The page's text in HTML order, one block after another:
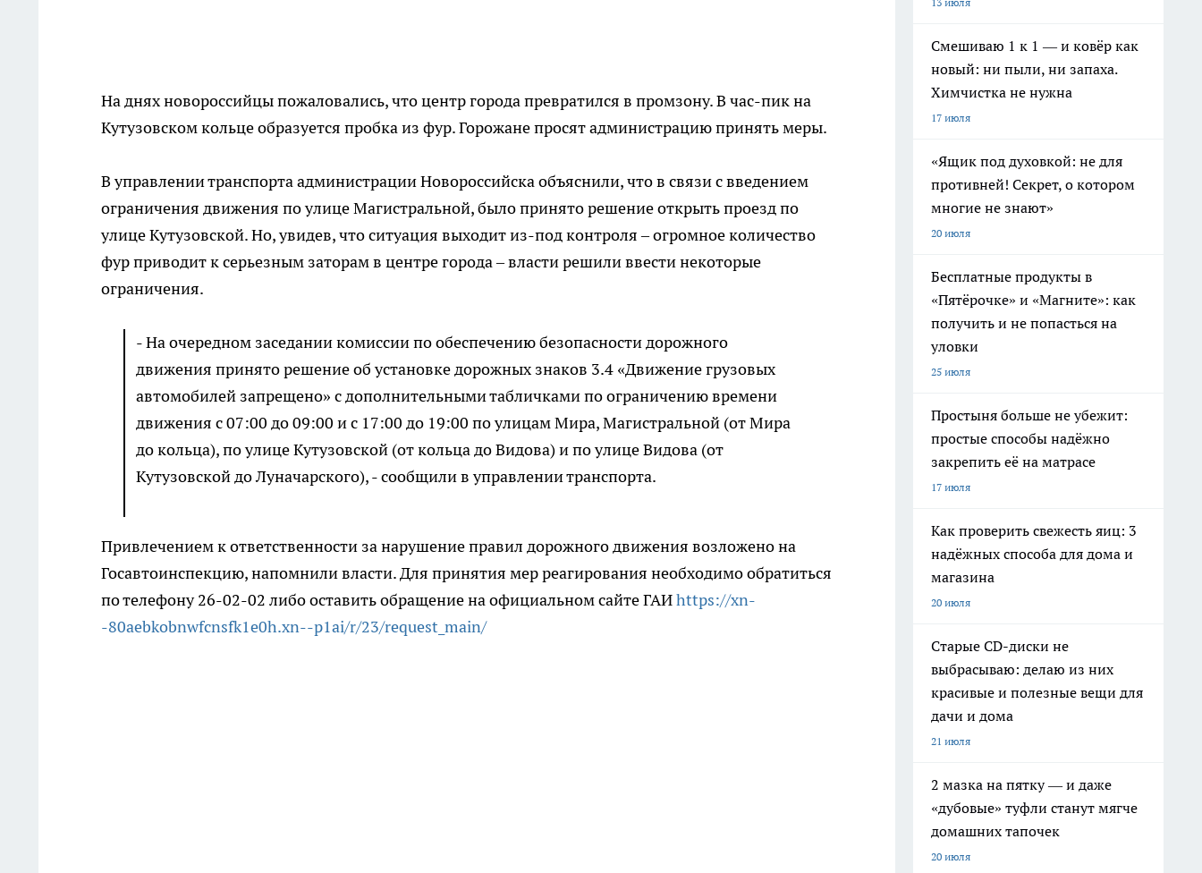
На днях новороссийцы пожаловались, что центр города превратился в промзону. В час-пик на
Кутузовском кольце образуется пробка из фур. Горожане просят администрацию принять меры.
В управлении транспорта администрации Новороссийска объяснили, что в связи с введением
ограничения движения по улице Магистральной, было принято решение открыть проезд по
улице Кутузовской. Но, увидев, что ситуация выходит из-под контроля – огромное количество
фур приводит к серьезным заторам в центре города – власти решили ввести некоторые
ограничения.
- На очередном заседании комиссии по обеспечению безопасности дорожного
движения принято решение об установке дорожных знаков 3.4 «Движение грузовых
автомобилей запрещено» с дополнительными табличками по ограничению времени
движения с 07:00 до 09:00 и с 17:00 до 19:00 по улицам Мира, Магистральной (от Мира
до кольца), по улице Кутузовской (от кольца до Видова) и по улице Видова (от
Кутузовской до Луначарского), - сообщили в управлении транспорта.
Привлечением к ответственности за нарушение правил дорожного движения возложено на
Госавтоинспекцию, напомнили власти. Для принятия мер реагирования необходимо обратиться
по телефону 26-02-02 либо оставить обращение на официальном сайте ГАИhttps://xn-
-80aebkobnwfcnsfk1e0h.xn--p1ai/r/23/request_main/
Смешиваю 1 к 1 — и ковёр как
новый: ни пыли, ни запаха.
Химчистка не нужна
17 июля
«Ящик под духовкой: не для
противней! Секрет, о котором
многие не знают»
20 июля
Бесплатные продукты в
«Пятёрочке» и «Магните»: как
получить и не попасться на
уловки
25 июля
Простыня больше не убежит:
простые способы надёжно
закрепить её на матрасе
17 июля
Как проверить свежесть яиц: 3
надёжных способа для дома и
магазина
20 июля
Старые CD-диски не
выбрасываю: делаю из них
красивые и полезные вещи для
дачи и дома
21 июля
2 мазка на пятку — и даже
«дубовые» туфли станут мягче
домашних тапочек
20 июля